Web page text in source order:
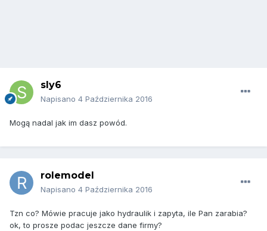
sly6
Napisano 4 Października 2016
Mogą nadal jak im dasz powód.
rolemodel
Napisano 4 Października 2016
Tzn co? Mówie pracuje jako hydraulik i zapyta, ile Pan zarabia?
ok, to prosze podac jeszcze dane firmy?